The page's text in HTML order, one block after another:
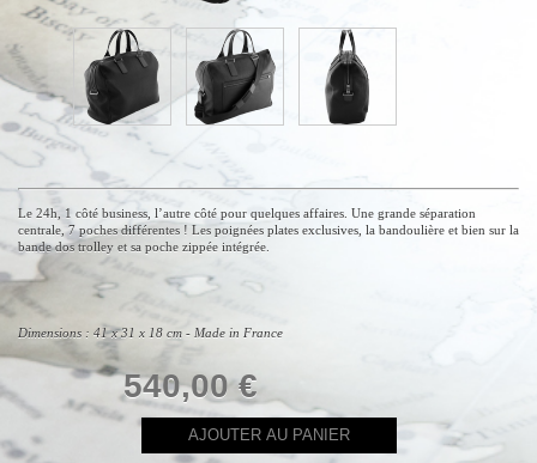
Le 24h, 1 côté business, l’autre côté pour quelques affaires. Une grande séparation
centrale, 7 poches différentes ! Les poignées plates exclusives, la bandoulière et bien sur la
bande dos trolley et sa poche zippée intégrée.
Dimensions : 41 x 31 x 18 cm - Made in France
540,00 €
AJOUTER AU PANIER